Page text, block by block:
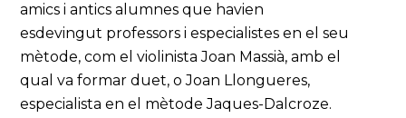
amics i antics alumnes que havien
esdevingut professors i especialistes en el seu
mètode, com el violinista Joan Massià, amb el
qual va formar duet, o Joan Llongueres,
especialista en el mètode Jaques-Dalcroze.